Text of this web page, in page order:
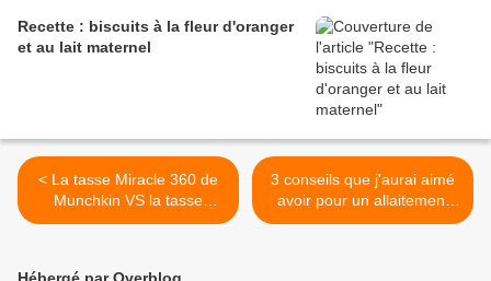
Recette : biscuits à la fleur d'oranger
et au lait maternel
< La tasse Miracle 360 de
Munchkin VS la tasse
d'apprentissage d'Avent
3 conseils que j'aurai aimé
avoir pour un allaitement
réussi dès le début ! >